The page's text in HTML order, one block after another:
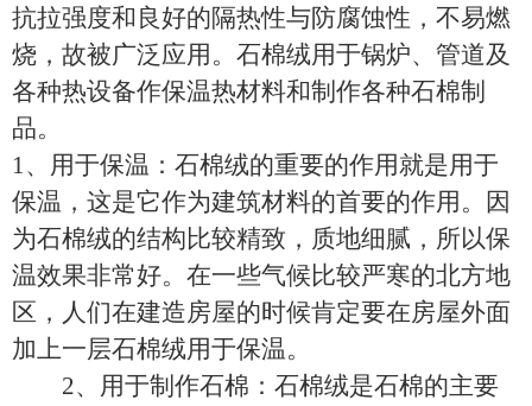
抗拉强度和良好的隔热性与防腐蚀性，不易燃
烧，故被广泛应用。石棉绒用于锅炉、管道及
各种热设备作保温热材料和制作各种石棉制
品。
1、用于保温：石棉绒的重要的作用就是用于
保温，这是它作为建筑材料的首要的作用。因
为石棉绒的结构比较精致，质地细腻，所以保
温效果非常好。在一些气候比较严寒的北方地
区，人们在建造房屋的时候肯定要在房屋外面
加上一层石棉绒用于保温。
2、用于制作石棉：石棉绒是石棉的主要